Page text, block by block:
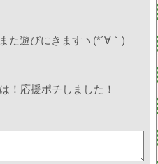
た遊びにきますヽ(*´∀｀)
！応援ポチしました！